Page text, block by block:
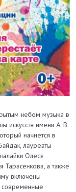
небом музыка в
искусств имени А. В.
начнется в
лауреаты
Олеся
Тарасенкова, а также
включены
современные